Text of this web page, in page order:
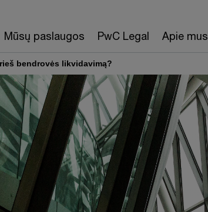
Mūsų paslaugos PwC Legal Apie mus
bendrovės likvidavimą?